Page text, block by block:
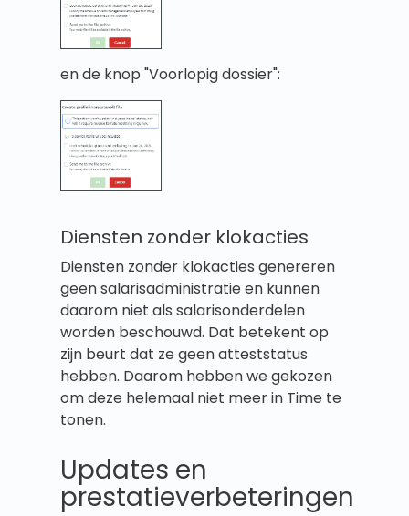
en de knop "Voorlopig dossier":
Diensten zonder klokacties
Diensten zonder klokacties genereren
geen salarisadministratie en kunnen
daarom niet als salarisonderdelen
worden beschouwd. Dat betekent op
zijn beurt dat ze geen atteststatus
hebben. Daarom hebben we gekozen
om deze helemaal niet meer in Time te
tonen.
Updates en
prestatieverbeteringen